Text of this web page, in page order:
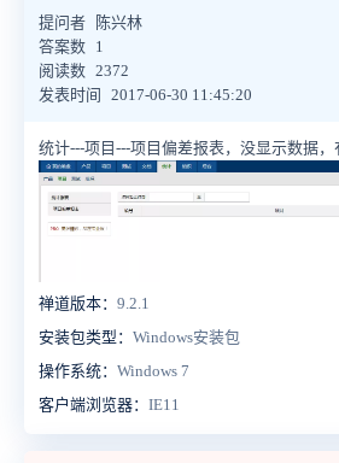
提问者
陈兴林
答案数 1
阅读数 2372
发表时间
2017-06-30 11:45:20
统计---项目---项目偏差报表，没显示数据，
禅道版本： 9.2.1
安装包类型： Windows安装包
操作系统： Windows 7
客户端浏览器： IE11